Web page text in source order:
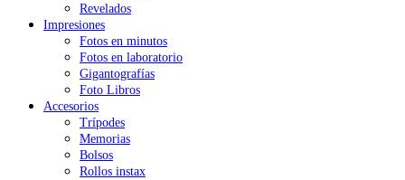
Revelados
Impresiones
Fotos en minutos
Fotos en laboratorio
Gigantografías
Foto Libros
Accesorios
Trípodes
Memorias
Bolsos
Rollos instax